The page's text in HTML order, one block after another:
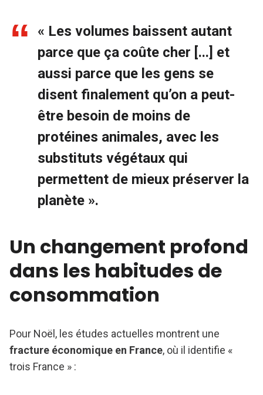
« Les volumes baissent autant
parce que ça coûte cher [...] et
aussi parce que les gens se
disent finalement qu’on a peut-
être besoin de moins de
protéines animales, avec les
substituts végétaux qui
permettent de mieux préserver la
planète ».
Un changement profond
dans les habitudes de
consommation
Pour Noël, les études actuelles montrent une
fracture économique en France, où il identifie «
trois France » :